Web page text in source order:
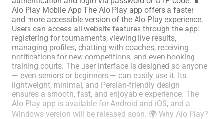
Alo Play Mobile App The Alo Play app offers a faster
and more accessible version of the Alo Play experience.
Users can access all website features through the app:
registering for tournaments, viewing live results,
managing profiles, chatting with coaches, receiving
notifications for new competitions, and even booking
training courts. The user interface is designed so anyone
— even seniors or beginners — can easily use it. Its
lightweight, minimal, and Persian-friendly design
ensures a smooth, fast, and enjoyable experience. The
Alo Play app is available for Android and iOS, and a
Windows version will be released soon. 🌍 Why Alo Play?